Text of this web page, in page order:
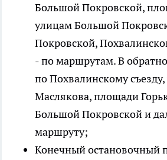
Большой Покровской,
улицам Большой
Покровской,
- по маршрутам. В
по Похвалинскому
Маслякова, площади
Большой Покровской и
маршруту;
Конечный остановочный